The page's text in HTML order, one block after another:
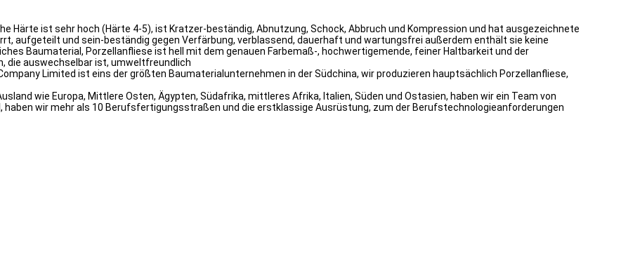
Härte ist sehr hoch (Härte 4-5), ist Kratzer-beständig, Abnutzung, Schock, Abbruch und Kompression und hat ausgezeichnete
aufgeteilt und sein-beständig gegen Verfärbung, verblassend, dauerhaft und wartungsfrei außerdem enthält sie keine
Baumaterial, Porzellanfliese ist hell mit dem genauen Farbemaß-, hochwertigemende, feiner Haltbarkeit und der
die auswechselbar ist, umweltfreundlich
Limited ist eins der größten Baumaterialunternehmen in der Südchina, wir produzieren hauptsächlich Porzellanfliese,
wie Europa, Mittlere Osten, Ägypten, Südafrika, mittleres Afrika, Italien, Süden und Ostasien, haben wir ein Team von
wir mehr als 10 Berufsfertigungsstraßen und die erstklassige Ausrüstung, zum der Berufstechnologieanforderungen